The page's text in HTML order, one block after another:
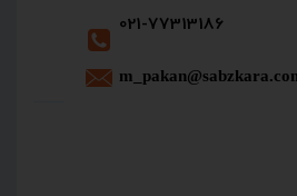
021-77313186